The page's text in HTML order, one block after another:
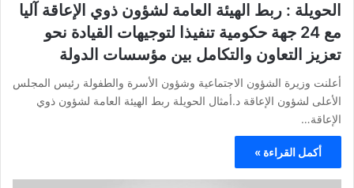
الحويلة : ربط الهيئة العامة لشؤون ذوي الإعاقة آليا
مع 24 جهة حكومية تنفيذا لتوجيهات القيادة نحو
تعزيز التعاون والتكامل بين مؤسسات الدولة
أعلنت وزيرة الشؤون الاجتماعية وشؤون الأسرة والطفولة رئيس المجلس
الأعلى لشؤون الإعاقة د.أمثال الحويلة ربط الهيئة العامة لشؤون ذوي
الإعاقة…
أكمل القراءة »